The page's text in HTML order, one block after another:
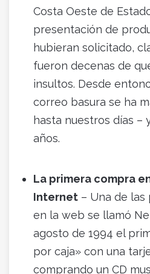
Costa Oeste de
presentación de
hubieran solicitado,
fueron decenas de
insultos. Desde
correo basura se ha
hasta nuestros días –
años.
La primera compra
Internet – Una de las
en la web se llamó
agosto de 1994 el
por caja» con una
comprando un CD